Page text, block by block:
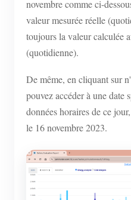
novembre comme ci-
valeur mesurée réelle
toujours la valeur calculée
(quotidienne).
De même, en cliquant sur
pouvez accéder à une date
données horaires de ce
le 16 novembre 2023.